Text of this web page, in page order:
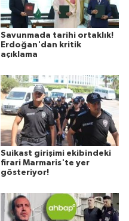
Savunmada tarihi ortaklık!
Erdoğan'dan kritik
açıklama
Suikast girişimi ekibindeki
firari Marmaris'te yer
gösteriyor!